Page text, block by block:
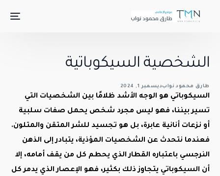
الشخصية السيكوباتية
طارق محمود نوابديسمبر 1, 2024
السيكوباتي هو الوجه الأشد ظلامًا بين الشخصيات التي
تسير بيننا، فهو ليس مجرد شخص يحمل صفات سلبية
أو نزعات أنانية عابرة، بل هو تجسيد للشر المتقن والمتلون.
فعندما نتحدث عن الشخصيات المؤذية، يتبادر إلى الذهن
النرجسي باعتباره القطار الذي يحطم كل من يقف أمامه، إلا
أن السيكوباتي يتجاوز ذلك بكثير، فهو الإعصار الذي يدمر كل